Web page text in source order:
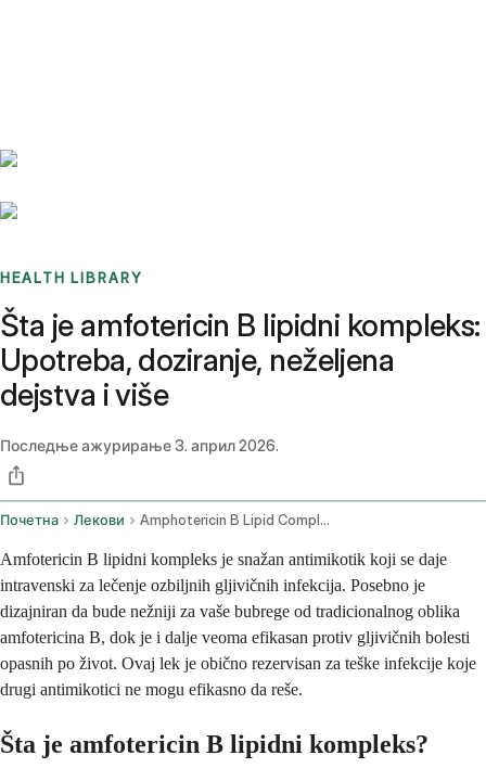
HEALTH LIBRARY
Šta je amfotericin B lipidni kompleks:
Upotreba, doziranje, neželjena
dejstva i više
Последње ажурирање3. април 2026.
Почетна Лекови Amphotericin B Lipid Complex Intravenous Route Injection Route
Amfotericin B lipidni kompleks je snažan antimikotik koji se daje
intravenski za lečenje ozbiljnih gljivičnih infekcija. Posebno je
dizajniran da bude nežniji za vaše bubrege od tradicionalnog oblika
amfotericina B, dok je i dalje veoma efikasan protiv gljivičnih bolesti
opasnih po život. Ovaj lek je obično rezervisan za teške infekcije koje
drugi antimikotici ne mogu efikasno da reše.
Šta je amfotericin B lipidni kompleks?